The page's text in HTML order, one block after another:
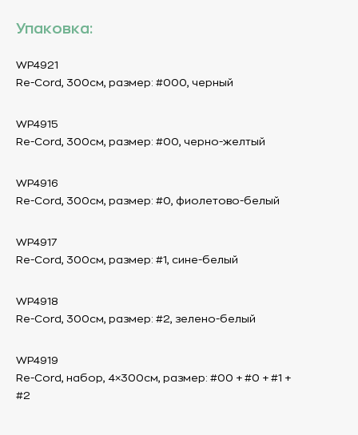
Упаковка:
WP4921
Re-Cord, 300см, размер: #000, черный
WP4915
Re-Cord, 300см, размер: #00, черно-желтый
WP4916
Re-Cord, 300см, размер: #0, фиолетово-белый
WP4917
Re-Cord, 300см, размер: #1, сине-белый
WP4918
Re-Cord, 300см, размер: #2, зелено-белый
WP4919
Re-Cord, набор, 4×300см, размер: #00 + #0 + #1 +
#2